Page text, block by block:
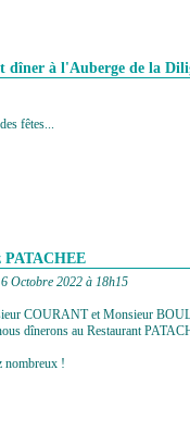
dîner à l'Auberge de la
fêtes...
PATACHEE
Octobre 2022 à 18h15
COURANT et Monsieur
dînerons au Restaurant
nombreux !